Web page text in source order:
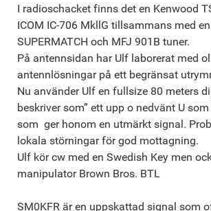
I radioschacket finns det en Kenwood
ICOM IC-706 MkllG tillsammans med
SUPERMATCH och MFJ 901B tuner.
På antennsidan har Ulf laborerat med
antennlösningar på ett begränsat
Nu använder Ulf en fullsize 80 meters
beskriver som” ett upp o nedvänt U
som ger honom en utmärkt signal.
lokala störningar för god mottagning.
Ulf kör cw med en Swedish Key men
manipulator Brown Bros. BTL
SM0KFR är en uppskattad signal som